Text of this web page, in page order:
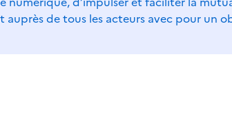
de tous les acteurs avec pour un